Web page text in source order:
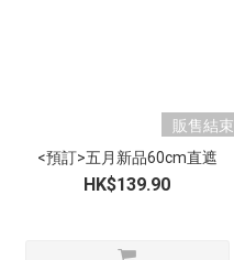
販售結束
<預訂>五月新品60cm直遮
HK$139.90